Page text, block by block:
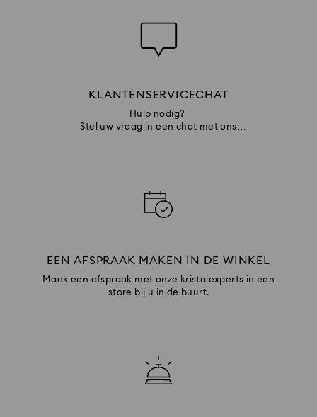
KLANTENSERVICECHAT
Hulp nodig?
Stel uw vraag in een chat met ons
EEN AFSPRAAK MAKEN IN DE WINKEL
Maak een afspraak met onze kristalexperts in een
store bij u in de buurt.